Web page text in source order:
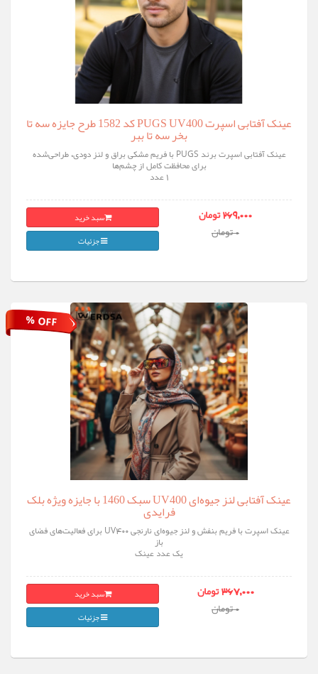
عینک آفتابی اسپرت PUGS UV400 کد 1582 طرح جایزه سه تا
بخر سه تا ببر
عینک آفتابی اسپرت برند PUGS با فریم مشکی براق و لنز دودی، طراحی‌شده
برای محافظت کامل از چشم‌ها
1 عدد
269,000 تومان
0 تومان
سبد خرید
جزئیات
% OFF
عینک آفتابی لنز جیوه‌ای UV400 سبک 1460 با جایزه ویژه بلک
فرایدی
عینک اسپرت با فریم بنفش و لنز جیوه‌ای نارنجی UV400 برای فعالیت‌های فضای
باز
یک عدد عینک
367,000 تومان
0 تومان
سبد خرید
جزئیات